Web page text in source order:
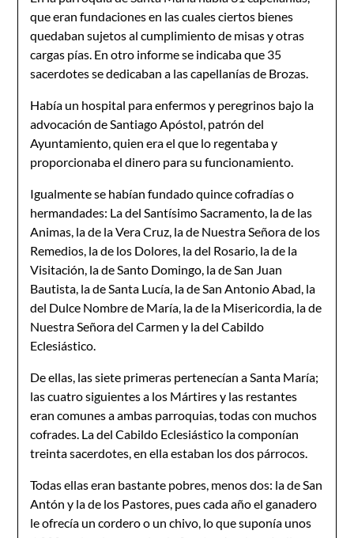
que eran fundaciones en las cuales ciertos bienes
quedaban sujetos al cum­plimiento de misas y otras
cargas pías. En otro informe se indi­caba que 35
sacerdotes se dedicaban a las capellanías de Brozas.
Había un hospital para enfermos y peregrinos bajo la
advo­cación de Santiago Apóstol, patrón del
Ayuntamiento, quien era el que lo regentaba y
proporcionaba el dinero para su funcionamiento.
Igualmente se habían fundado quince cofradías o
hermandades: La del Santísimo Sacramento, la de las
Animas, la de la Vera Cruz, la de Nuestra Señora de los
Remedios, la de los Dolores, la del Rosario, la de la
Visitación, la de Santo Domingo, la de San Juan
Bautista, la de Santa Lucía, la de San Antonio Abad, la
del Dulce Nombre de María, la de la Misericordia, la de
Nuestra Señora del Carmen y la del Cabildo
Eclesiástico.
De ellas, las siete primeras pertenecían a Santa María;
las cuatro siguientes a los Mártires y las restantes
eran comunes a am­bas parroquias, todas con muchos
cofrades. La del Cabildo Eclesiás­tico la componían
treinta sacerdotes, en ella estaban los dos párrocos.
Todas ellas eran bastante pobres, menos dos: la de San
Antón y la de los Pastores, pues cada año el ganadero
le ofrecía un cordero o un chivo, lo que suponía unos